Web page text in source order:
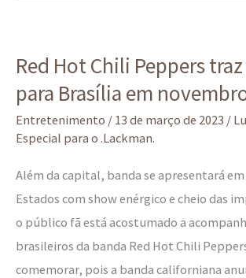
Red Hot Chili Peppers
para Brasília em
Entretenimento / 13 de março de 2023 /
Especial para o .Lackman.
Além da capital, banda se apresentará
Estados com show enérgico e cheio das
o público fã está acostumado a
brasileiros da banda Red Hot Chili
comemorar, pois a banda californiana
Hot
Chili
Peppers
traz
para
Brasília
em
novembro